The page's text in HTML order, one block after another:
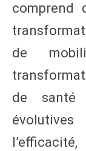
comprend
de
de santé